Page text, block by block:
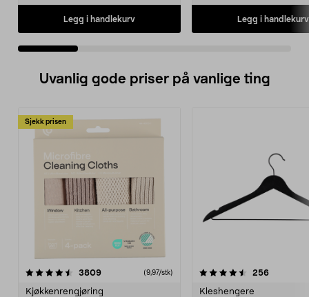
Legg i handlekurv Legg i handlekurv
Uvanlig gode priser på vanlige ting
Sjekk prisen
3809anmeldelser(9,97/stk)
Kjøkkenrengjøring
4.5av 5 stjerner 256
Kleshengere
4.5av 5 stjerner